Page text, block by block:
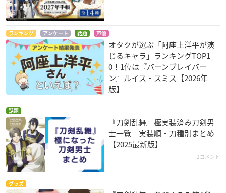
ランキング アンケート 話題 声優
オタクが選ぶ「阿座上洋平が演
じるキャラ」ランキングTOP1
0！1位は『バーンブレイバー
ン』ルイス・スミス【2026年
版】
話題
『刀剣乱舞』極実装済み刀剣男
士一覧｜実装順・刀種別まとめ
【2025最新版】
2コメント
グッズ